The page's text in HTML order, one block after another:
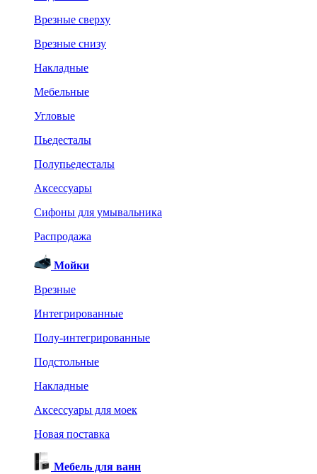
Врезные сверху
Врезные снизу
Накладные
Мебельные
Угловые
Пьедесталы
Полупьедесталы
Аксессуары
Сифоны для умывальника
Распродажа
Мойки
Врезные
Интегрированные
Полу-интегрированные
Подстольные
Накладные
Аксессуары для моек
Новая поставка
Мебель для ванн